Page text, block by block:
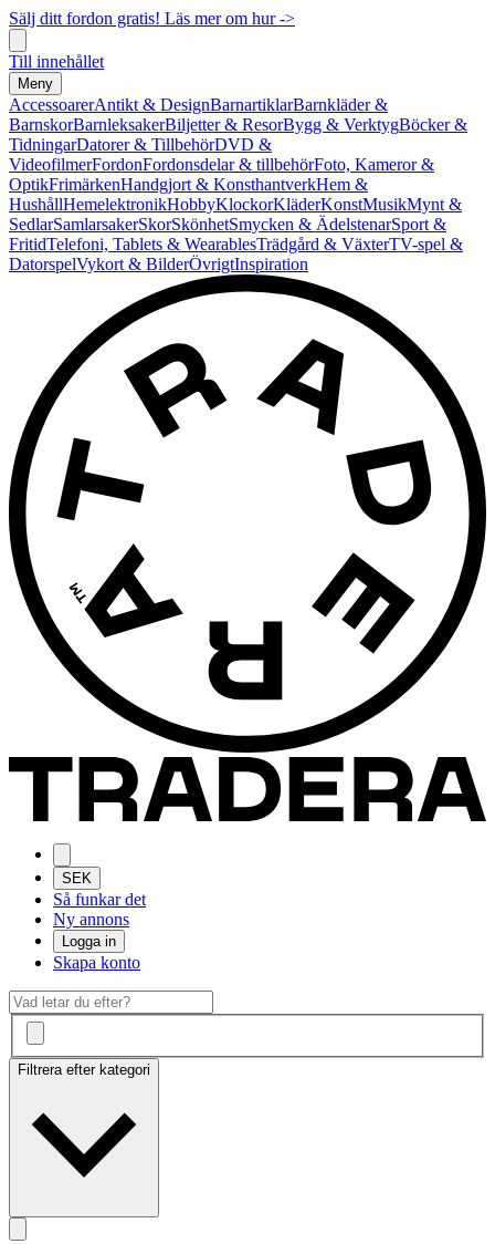
Sälj ditt fordon gratis! Läs mer om hur ->
Till innehållet
Meny
AccessoarerAntikt & DesignBarnartiklarBarnkläder &
BarnskorBarnleksakerBiljetter & ResorBygg & VerktygBöcker &
TidningarDatorer & TillbehörDVD &
VideofilmerFordonFordonsdelar & tillbehörFoto, Kameror &
OptikFrimärkenHandgjort & KonsthantverkHem &
HushållHemelektronikHobbyKlockorKläderKonstMusikMynt &
SedlarSamlarsakerSkorSkönhetSmycken & ÄdelstenarSport &
FritidTelefoni, Tablets & WearablesTrädgård & VäxterTV-spel &
DatorspelVykort & BilderÖvrigtInspiration
SEK
Så funkar det
Ny annons
Logga in
Skapa konto
Filtrera efter kategori